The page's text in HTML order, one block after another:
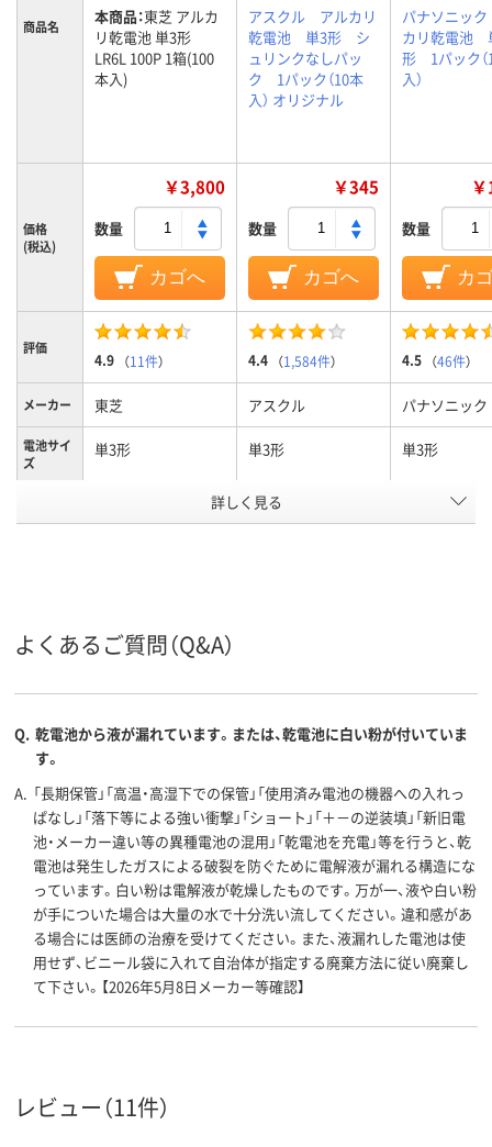
商品名 本商品：東芝 アルカ
リ乾電池 単3形
LR6L 100P 1箱(100
本入)
アスクル アルカリ
乾電池 単3形 シ
ュリンクなしパッ
ク 1パック（10本
入） オリジナル
パナソニッ
カリ乾電池
形 1パック（
入）
価格
(税込)
￥3,800
数量
カゴへ
￥345
数量
カゴへ
数量
カ
評価
4.9 （11件） 4.4 （1,584件） 4.5 （46件）
メーカー 東芝 アスクル パナソニック
電池サイ
ズ
単3形 単3形 単3形
60
詳しく見る
よくあるご質問（Q&A）
Q. 乾電池から液が漏れています。または、乾電池に白い粉が付いていま
す。
A.
「長期保管」「高温・高湿下での保管」「使用済み電池の機器への入れっ
ぱなし」「落下等による強い衝撃」「ショート」「＋－の逆装填」「新旧電
池・メーカー違い等の異種電池の混用」「乾電池を充電」等を行うと、乾
電池は発生したガスによる破裂を防ぐために電解液が漏れる構造にな
っています。白い粉は電解液が乾燥したものです。万が一、液や白い粉
が手についた場合は大量の水で十分洗い流してください。違和感があ
る場合には医師の治療を受けてください。また、液漏れした電池は使
用せず、ビニール袋に入れて自治体が指定する廃棄方法に従い廃棄し
て下さい。【2026年5月8日メーカー等確認】
レビュー（11件）